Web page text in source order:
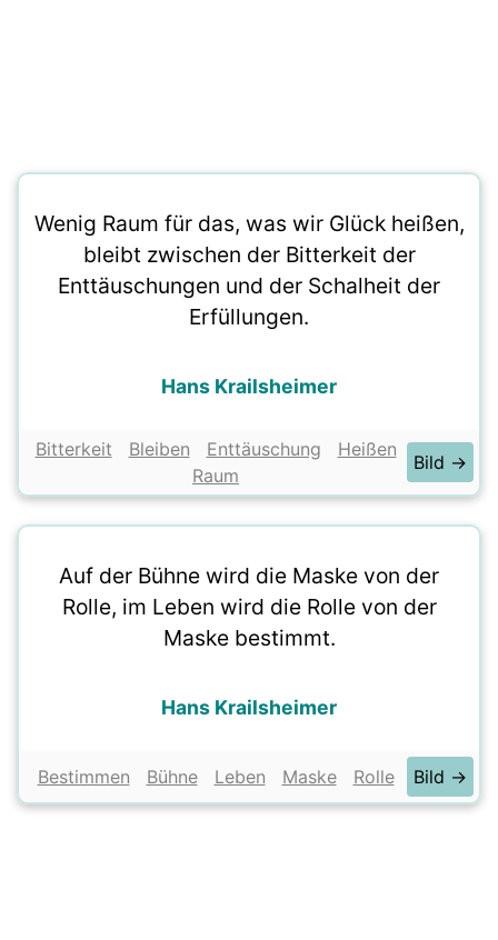
Wenig Raum für das, was wir Glück heißen,
bleibt zwischen der Bitterkeit der
Enttäuschungen und der Schalheit der
Erfüllungen.
Hans Krailsheimer
Bitterkeit Bleiben Enttäuschung
Heißen
Raum
Bild →
Auf der Bühne wird die Maske von der
Rolle, im Leben wird die Rolle von der
Maske bestimmt.
Hans Krailsheimer
Bestimmen Bühne Leben Maske Rolle Bild →